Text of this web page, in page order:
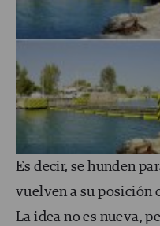
Es decir, se hunden
vuelven a su posición
La idea no es nueva,